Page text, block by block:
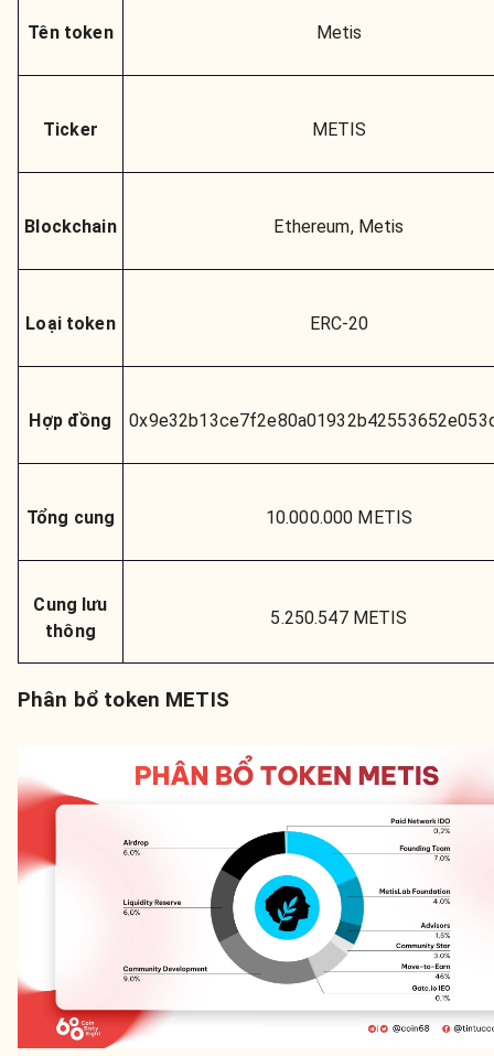
Tên token Metis
Ticker METIS
Blockchain Ethereum, Metis
Loại token ERC-20
Hợp đồng
Tổng cung 10.000.000 METIS
Cung lưu
thông
5.250.547 METIS
Phân bổ token METIS